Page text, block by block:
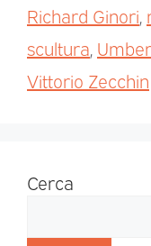
Richard Ginori
scultura
Vittorio Zecchin
Cerca